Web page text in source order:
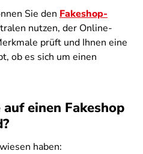
Sie den Fakeshop-
nutzen, der Online-
prüft und Ihnen eine
ob es sich um einen
einen Fakeshop
haben: